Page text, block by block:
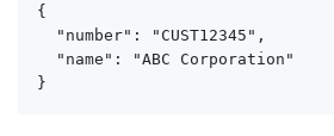
{
  "number": "CUST12345",
  "name": "ABC Corporation"
}